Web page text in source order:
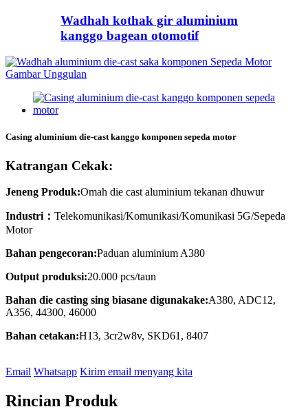
Wadhah kothak gir aluminium
kanggo bagean otomotif
Casing aluminium die-cast kanggo komponen sepeda motor
Katrangan Cekak:
Jeneng Produk:Omah die cast aluminium tekanan dhuwur
Industri ： Telekomunikasi/Komunikasi/Komunikasi 5G/Sepeda
Motor
Bahan pengecoran:Paduan aluminium A380
Output produksi:20.000 pcs/taun
Bahan die casting sing biasane digunakake:A380, ADC12,
A356, 44300, 46000
Bahan cetakan:H13, 3cr2w8v, SKD61, 8407
Email Whatsapp Kirim email menyang kita
Rincian Produk